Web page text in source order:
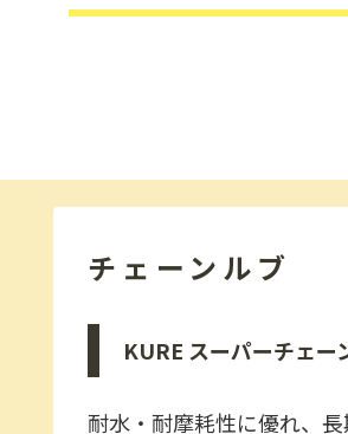
チェーンルブ
KURE スーパーチェー
耐水・耐摩耗性に優れ、